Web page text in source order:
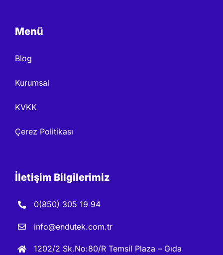
Menü
Blog
Kurumsal
KVKK
Çerez Politikası
İletişim Bilgilerimiz
0(850) 305 19 94
info@endutek.com.tr
1202/2 Sk.No:80/R Temsil Plaza – Gıda